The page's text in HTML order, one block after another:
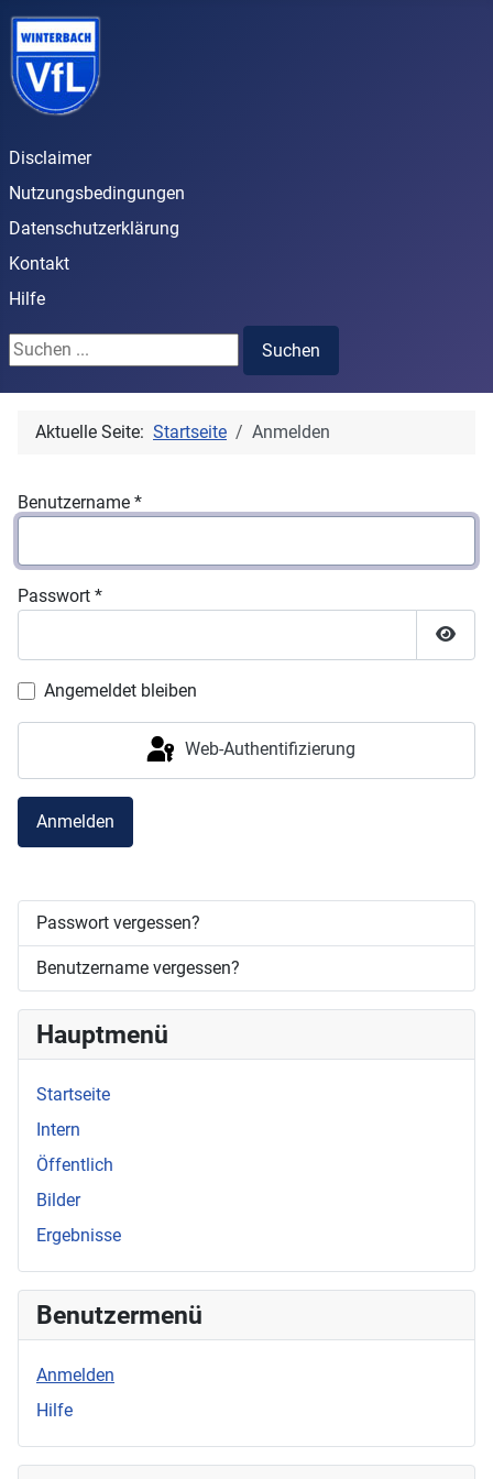
Disclaimer
Nutzungsbedingungen
Datenschutzerklärung
Kontakt
Hilfe
Suchen ...
Suchen
Hauptmenü
Startseite
Intern
Öffentlich
Bilder
Ergebnisse
Benutzermenü
Anmelden
Hilfe
Aktuelle Seite: Startseite Anmelden
Benutzername *
Passwort *
Angemeldet bleiben
Web-Authentifizierung
Anmelden
Passwort vergessen?
Benutzername vergessen?